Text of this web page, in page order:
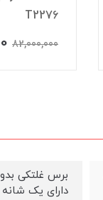
T2276
82,000,000
دارای یک شانه Pro-Detangle است که به طور خودکار موهای در هم تنیده را پس از هر تمیز کردن از بین می برد.